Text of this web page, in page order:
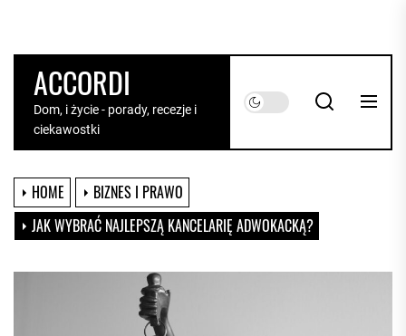
the
contentACCORDI
Dom, i życie - porady, recezje i
ciekawostki
HOME
BIZNES I PRAWO
JAK WYBRAĆ NAJLEPSZĄ KANCELARIĘ ADWOKACKĄ?